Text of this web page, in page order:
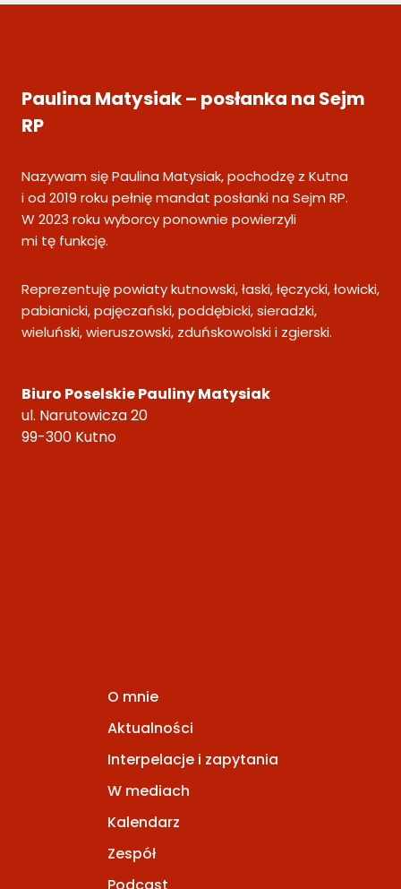
Paulina Matysiak – posłanka na Sejm
RP
Nazywam się Paulina Matysiak, pochodzę z Kutna
i od 2019 roku pełnię mandat posłanki na Sejm RP.
W 2023 roku wyborcy ponownie powierzyli
mi tę funkcję.
Reprezentuję powiaty kutnowski, łaski, łęczycki, łowicki,
pabianicki, pajęczański, poddębicki, sieradzki,
wieluński, wieruszowski, zduńskowolski i zgierski.
Biuro Poselskie Pauliny Matysiak
ul. Narutowicza 20
99-300 Kutno
O mnie
Aktualności
Interpelacje i zapytania
W mediach
Kalendarz
Zespół